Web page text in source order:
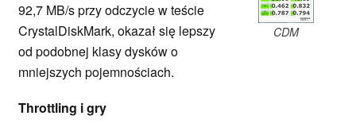
CDM
92,7 MB/s przy odczycie w teście
CrystalDiskMark, okazał się lepszy
od podobnej klasy dysków o
mniejszych pojemnościach.
Throttling i gry